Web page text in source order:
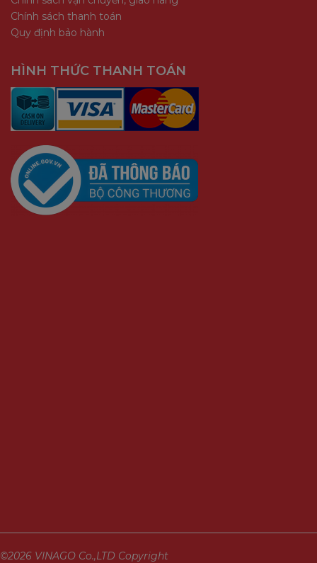
Chính sách thanh toán
Quy định bảo hành
HÌNH THỨC THANH TOÁN
©2026 VINAGO Co.,LTD Copyright